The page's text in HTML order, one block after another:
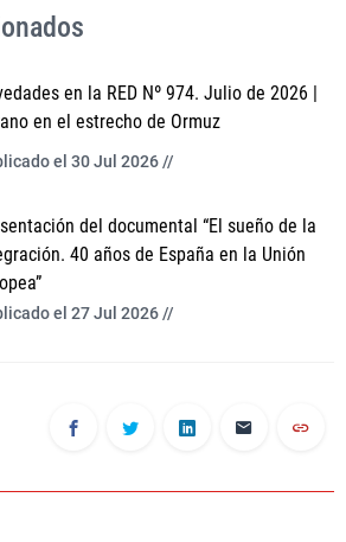
en la RED Nº 974. Julio de 2026 |
en el estrecho de Ormuz
el 30 Jul 2026 //
del documental “El sueño de la
40 años de España en la Unión
el 27 Jul 2026 //